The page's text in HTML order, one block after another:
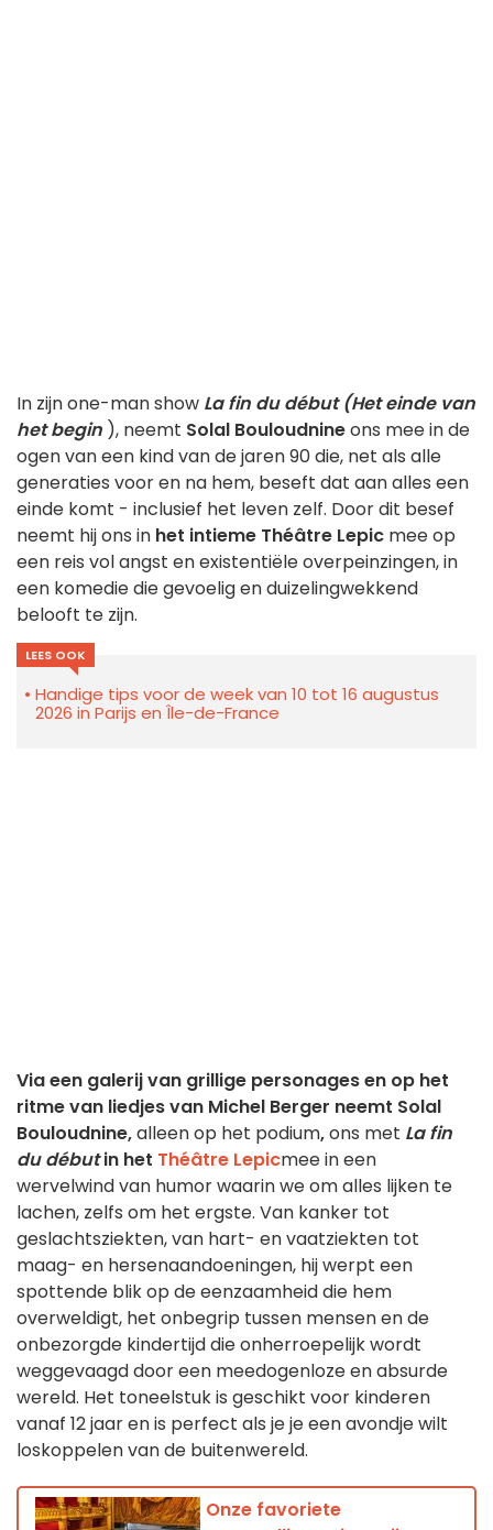
In zijn one-man show La fin du début (Het einde van
het begin ), neemt Solal Bouloudnineons mee in de
ogen van een kind van de jaren 90 die, net als alle
generaties voor en na hem, beseft dat aan alles een
einde komt - inclusief het leven zelf. Door dit besef
neemt hij ons in het intieme Théâtre Lepic mee op
een reis vol angst en existentiële overpeinzingen, in
een komedie die gevoelig en duizelingwekkend
belooft te zijn.
LEES OOK
Handige tips voor de week van 10 tot 16 augustus
2026 in Parijs en Île-de-France
Via een galerij van grillige personages en op het
ritme van liedjes van Michel Berger neemt Solal
Bouloudnine,alleen op het podium,ons met La fin
du débutin het Théâtre Lepicmee in een
wervelwind van humor waarin we om alles lijken te
lachen, zelfs om het ergste. Van kanker tot
geslachtsziekten, van hart- en vaatziekten tot
maag- en hersenaandoeningen, hij werpt een
spottende blik op de eenzaamheid die hem
overweldigt, het onbegrip tussen mensen en de
onbezorgde kindertijd die onherroepelijk wordt
weggevaagd door een meedogenloze en absurde
wereld. Het toneelstuk is geschikt voor kinderen
vanaf 12 jaar en is perfect als je je een avondje wilt
loskoppelen van de buitenwereld.
Onze favoriete